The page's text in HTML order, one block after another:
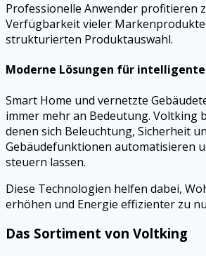
Professionelle Anwender profitieren
Verfügbarkeit vieler
strukturierten Produktauswahl.
Moderne Lösungen für intelligente
Smart Home und vernetzte
immer mehr an Bedeutung. Voltking
denen sich Beleuchtung, Sicherheit
Gebäudefunktionen automatisieren
steuern lassen.
Diese Technologien helfen dabei,
erhöhen und Energie effizienter zu
Das Sortiment von Voltking